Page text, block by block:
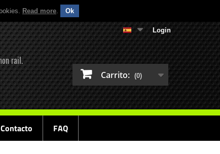
Read more. Ok
Login
Carrito: (0)
rail.
Contacto FAQ